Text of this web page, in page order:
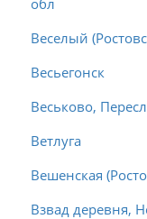
обл
Веселый
Весьегонск
Веськово,
Ветлуга
Вешенская
Взвад деревня,